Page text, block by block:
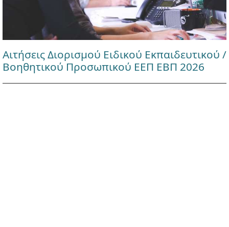
Αιτήσεις Διορισμού Ειδικού Εκπαιδευτικού /
Βοηθητικού Προσωπικού ΕΕΠ ΕΒΠ 2026